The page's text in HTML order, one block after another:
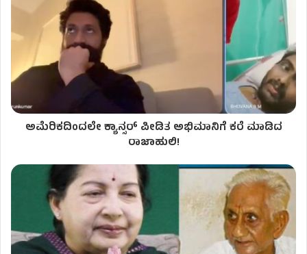
ಅಮೆರಿಕದಿಂದಲೇ ಕ್ಯಾನ್ಸರ್ ಪೀಡಿತ ಅಭಿಮಾನಿಗೆ ಕರೆ ಮಾಡಿದ
ರಾಜಾಹುಲಿ!